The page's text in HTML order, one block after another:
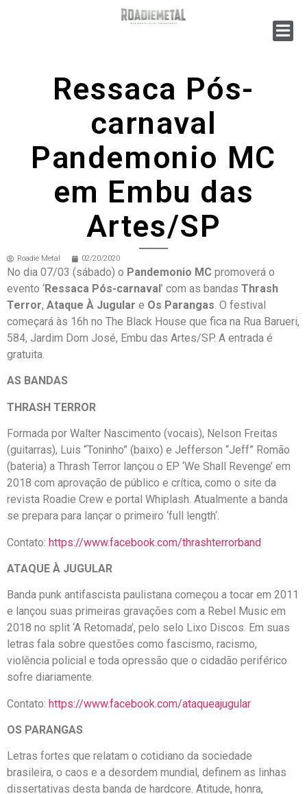
Ressaca Pós-
carnaval
Pandemonio MC
em Embu das
Artes/SP
Roadie Metal 02/20/2020
No dia 07/03 (sábado) o Pandemonio MC promoverá o
evento ‘Ressaca Pós-carnaval’ com as bandas Thrash
Terror, Ataque À Jugular e Os Parangas. O festival
começará às 16h no The Black House que fica na Rua Barueri,
584, Jardim Dom José, Embu das Artes/SP. A entrada é
gratuita.
AS BANDAS
THRASH TERROR
Formada por Walter Nascimento (vocais), Nelson Freitas
(guitarras), Luis “Toninho” (baixo) e Jefferson “Jeff” Romão
(bateria) a Thrash Terror lançou o EP ‘We Shall Revenge’ em
2018 com aprovação de público e crítica, como o site da
revista Roadie Crew e portal Whiplash. Atualmente a banda
se prepara para lançar o primeiro ‘full length‘.
Contato: https://www.facebook.com/thrashterrorband
ATAQUE À JUGULAR
Banda punk antifascista paulistana começou a tocar em 2011
e lançou suas primeiras gravações com a Rebel Music em
2018 no split ‘A Retomada’, pelo selo Lixo Discos. Em suas
letras fala sobre questões como fascismo, racismo,
violência policial e toda opressão que o cidadão periférico
sofre diariamente.
Contato: https://www.facebook.com/ataqueajugular
OS PARANGAS
Letras fortes que relatam o cotidiano da sociedade
brasileira, o caos e a desordem mundial, definem as linhas
dissertativas desta banda de hardcore. Atitude, honra,